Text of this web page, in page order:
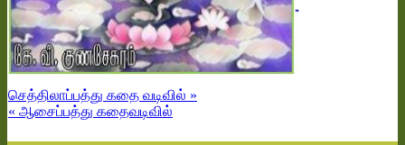
செத்திலாப்பத்து கதை வடிவில் »
« ஆசைப்பத்து கதைவடிவில்